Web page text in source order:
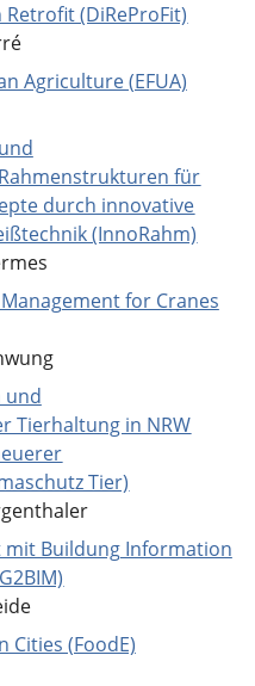
(DiReProFit)
Agriculture (EFUA)
für
durch innovative
(InnoRahm)
for Cranes
und
Tierhaltung in NRW
Tier)
mit Buildung Information
Cities (FoodE)